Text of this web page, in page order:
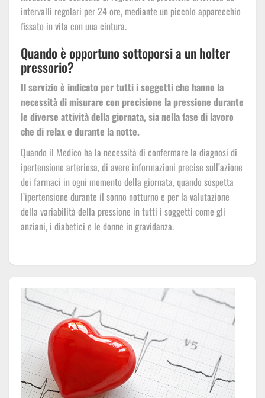
intervalli regolari per 24 ore, mediante un piccolo apparecchio
fissato in vita con una cintura.
Quando è opportuno sottoporsi a un holter
pressorio?
Il servizio è indicato per tutti i soggetti che hanno la
necessità di misurare con precisione la pressione durante
le diverse attività della giornata, sia nella fase di lavoro
che di relax e durante la notte.
Quando il Medico ha la necessità di confermare la diagnosi di
ipertensione arteriosa, di avere informazioni precise sull’azione
dei farmaci in ogni momento della giornata, quando sospetta
l’ipertensione durante il sonno notturno e per la valutazione
della variabilità della pressione in tutti i soggetti come gli
anziani, i diabetici e le donne in gravidanza.